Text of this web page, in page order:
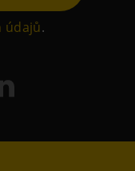
údajů.